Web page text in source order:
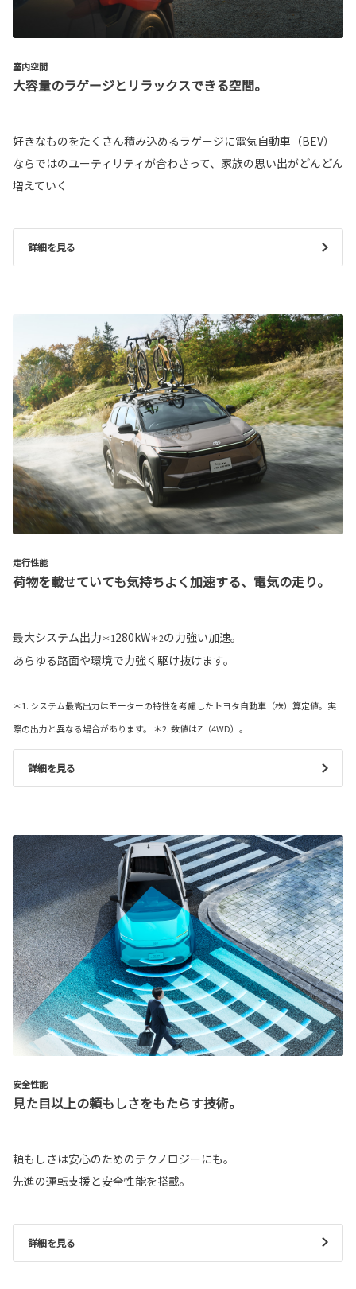
室内空間
大容量のラゲージとリラックスできる空間。
好きなものをたくさん積み込めるラゲージに電気自動車（BEV）
ならではのユーティリティが合わさって、家族の思い出がどんどん
増えていく
詳細を見る
走行性能
荷物を載せていても気持ちよく加速する、電気の走り。
最大システム出力＊1280kW＊2の力強い加速。
あらゆる路面や環境で力強く駆け抜けます。
＊1. システム最高出力はモーターの特性を考慮したトヨタ自動車（株）算定値。実
際の出力と異なる場合があります。 ＊2. 数値はZ（4WD）。
詳細を見る
安全性能
見た目以上の頼もしさをもたらす技術。
頼もしさは安心のためのテクノロジーにも。
先進の運転支援と安全性能を搭載。
詳細を見る